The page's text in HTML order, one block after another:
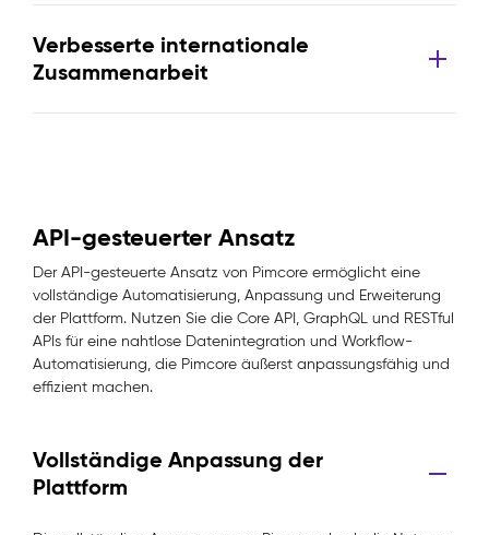
Verbesserte internationale
Zusammenarbeit
API-gesteuerter Ansatz
Der API-gesteuerte Ansatz von Pimcore ermöglicht eine
vollständige Automatisierung, Anpassung und Erweiterung
der Plattform. Nutzen Sie die Core API, GraphQL und RESTful
APIs für eine nahtlose Datenintegration und Workflow-
Automatisierung, die Pimcore äußerst anpassungsfähig und
effizient machen.
Vollständige Anpassung der
Plattform